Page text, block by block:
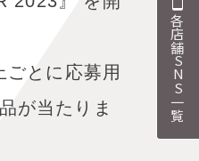
各店舗SNS一覧
とに応募用
が当たりま